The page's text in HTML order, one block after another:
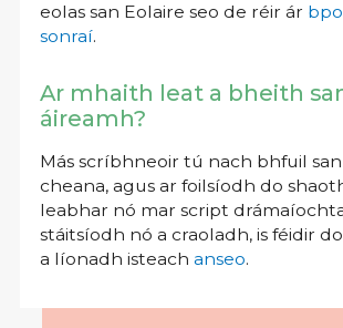
eolas san Eolaire seo de réir ár
sonraí.
Ar mhaith leat a bheith
áireamh?
Más scríbhneoir tú nach bhfuil
cheana, agus ar foilsíodh do
leabhar nó mar script
stáitsíodh nó a craoladh, is féidir
a líonadh isteach anseo.